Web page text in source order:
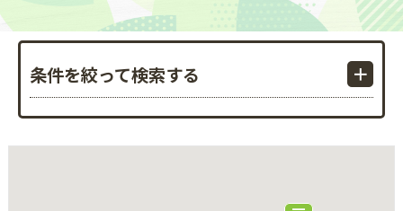
条件を絞って検索する